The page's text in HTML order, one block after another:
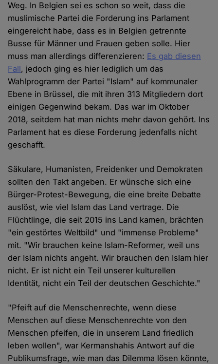
Weg. In Belgien sei es schon so weit, dass die
muslimische Partei die Forderung ins Parlament
eingereicht habe, dass es in Belgien getrennte
Busse für Männer und Frauen geben solle. Hier
muss man allerdings differenzieren: Es gab diesen
Fall, jedoch ging es hier lediglich um das
Wahlprogramm der Partei "Islam" auf kommunaler
Ebene in Brüssel, die mit ihren 313 Mitgliedern dort
einigen Gegenwind bekam. Das war im Oktober
2018, seitdem hat man nichts mehr davon gehört. Ins
Parlament hat es diese Forderung jedenfalls nicht
geschafft.
Säkulare, Humanisten, Freidenker und Demokraten
sollten den Takt angeben. Er wünsche sich eine
Bürger-Protest-Bewegung, die eine breite Debatte
auslöst, wie viel Islam das Land vertrage. Die
Flüchtlinge, die seit 2015 ins Land kamen, brächten
"ein gestörtes Weltbild" und "immense Probleme"
mit. "Wir brauchen keine Islam-Reformer, weil uns
der Islam nichts angeht. Wir brauchen den Islam hier
nicht. Er ist nicht ein Teil unserer kulturellen
Identität, nicht ein Teil der deutschen Geschichte."
"Pfeift auf die Menschenrechte, wenn diese
Menschen auf diese Menschenrechte von den
Menschen pfeifen, die in unserem Land friedlich
leben wollen", war Kermanshahis Antwort auf die
Publikumsfrage, wie man das Dilemma lösen könnte,